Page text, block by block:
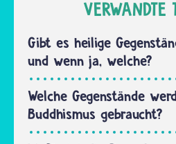
eine seiner
beginnt
mit den
Worten
„Im
Namen
des
Vaters,
des
VERWANDTE
Gibt es heilige
und wenn ja, welche?
Welche Gegenstände
Buddhismus gebraucht?